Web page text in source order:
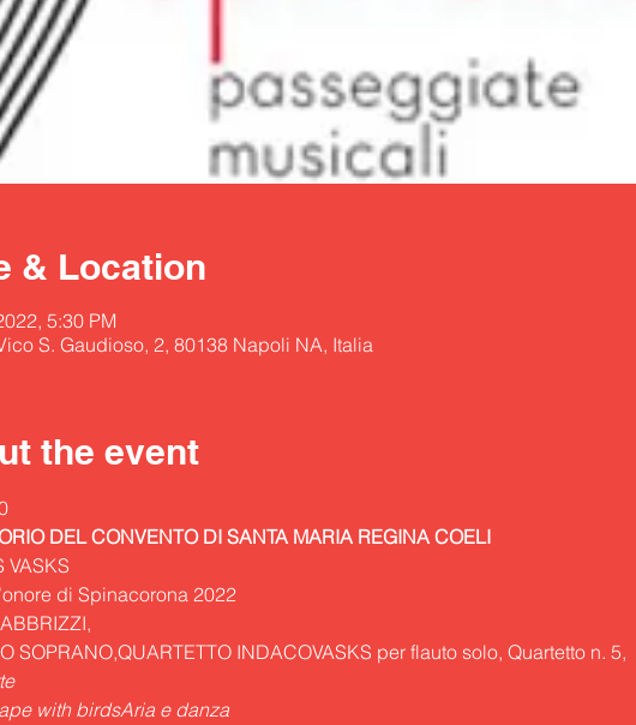
& Location
5:30 PM
S. Gaudioso, 2, 80138 Napoli NA, Italia
the event
DEL CONVENTO DI SANTA MARIA REGINA COELI
VASKS
di Spinacorona 2022
SOPRANO,QUARTETTO INDACOVASKS per flauto solo, Quartetto n. 5,
pianoforte
with birdsAria e danza